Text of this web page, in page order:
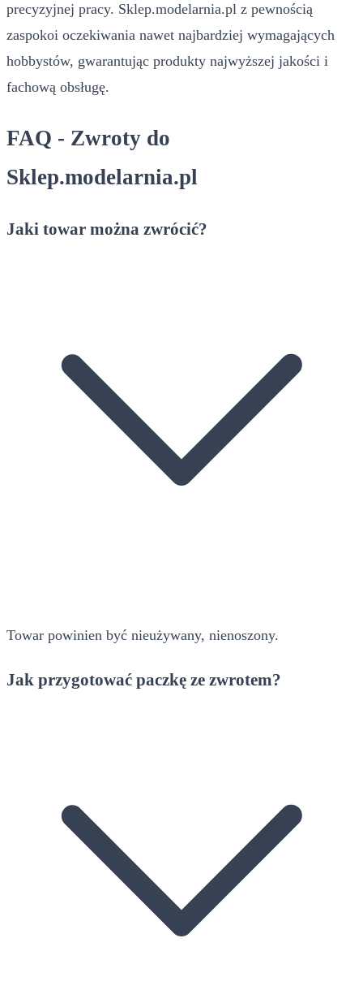
precyzyjnej pracy. Sklep.modelarnia.pl z pewnością
zaspokoi oczekiwania nawet najbardziej wymagających
hobbystów, gwarantując produkty najwyższej jakości i
fachową obsługę.
FAQ - Zwroty do
Sklep.modelarnia.pl
Jaki towar można zwrócić?
Towar powinien być nieużywany, nienoszony.
Jak przygotować paczkę ze zwrotem?